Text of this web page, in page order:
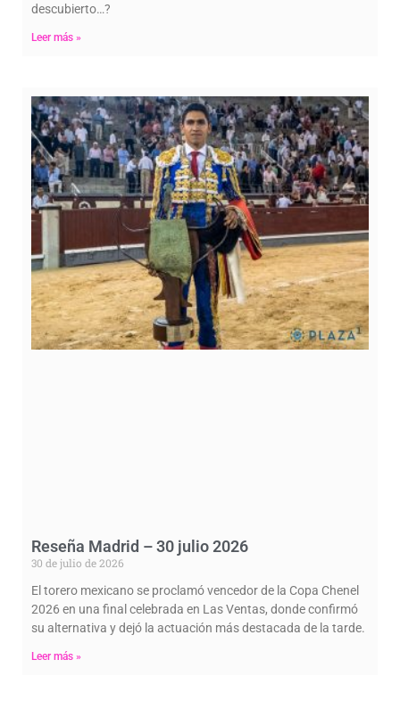
descubierto…?
Leer más »
Reseña Madrid – 30 julio 2026
30 de julio de 2026
El torero mexicano se proclamó vencedor de la Copa Chenel
2026 en una final celebrada en Las Ventas, donde confirmó
su alternativa y dejó la actuación más destacada de la tarde.
Leer más »